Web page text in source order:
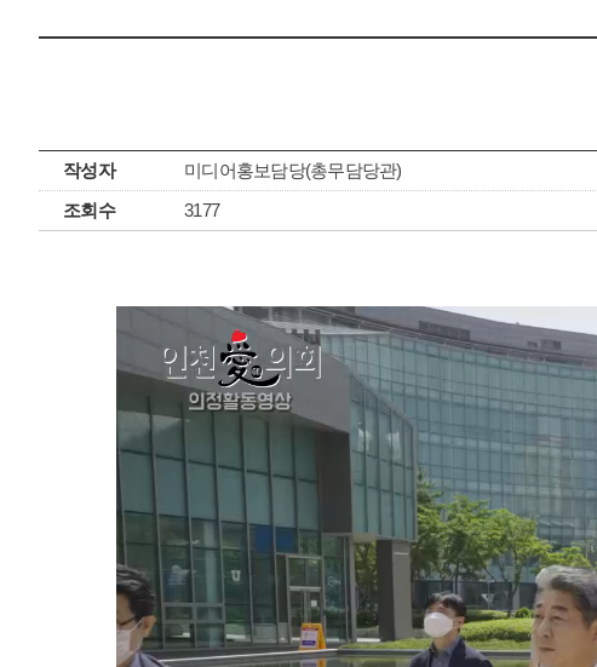
작성자 미디어홍보담당(총무담당관)
조회수
3177